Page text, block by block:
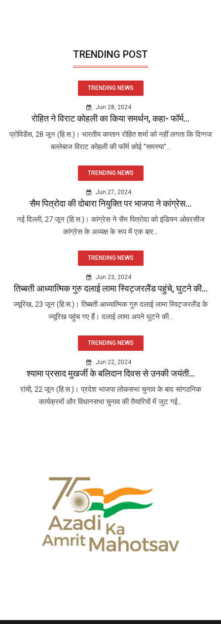
TRENDING POST
TRENDING NEWS
Jun 28, 2024
रोहित ने विराट कोहली का किया समर्थन, कहा- फॉर्म...
प्रोविडेंस, 28 जून (हि.स.)। भारतीय कप्तान रोहित शर्मा को नहीं लगता कि दिग्गज
बल्लेबाज विराट कोहली की फॉर्म कोई "समस्या"...
TRENDING NEWS
Jun 27, 2024
सैम पित्रोदा की दोबारा नियुक्ति पर भाजपा ने कांग्रेस...
नई दिल्ली, 27 जून (हि.स.)। कांग्रेस ने सैम पित्रोदा को इंडियन ओवरसीज
कांग्रेस के अध्यक्ष के रूप में एक बार...
TRENDING NEWS
Jun 23, 2024
तिब्बती आध्यात्मिक गुरु दलाई लामा स्विट्जरलैंड पहुंचे, घुटने की...
ज्यूरिख, 23 जून (हि.स.)। तिब्बती आध्यात्मिक गुरु दलाई लामा स्विट्जरलैंड के
ज्यूरिख पहुंच गए हैं। दलाई लामा अपने घुटने की...
TRENDING NEWS
Jun 22, 2024
श्यामा प्रसाद मुखर्जी के बलिदान दिवस से उनकी जयंती...
रांची, 22 जून (हि.स.)। प्रदेश भाजपा लोकसभा चुनाव के बाद सांगठनिक
कार्यक्रमों और विधानसभा चुनाव की तैयारियों में जुट गई...